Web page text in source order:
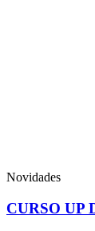
Novidades
CURSO UP